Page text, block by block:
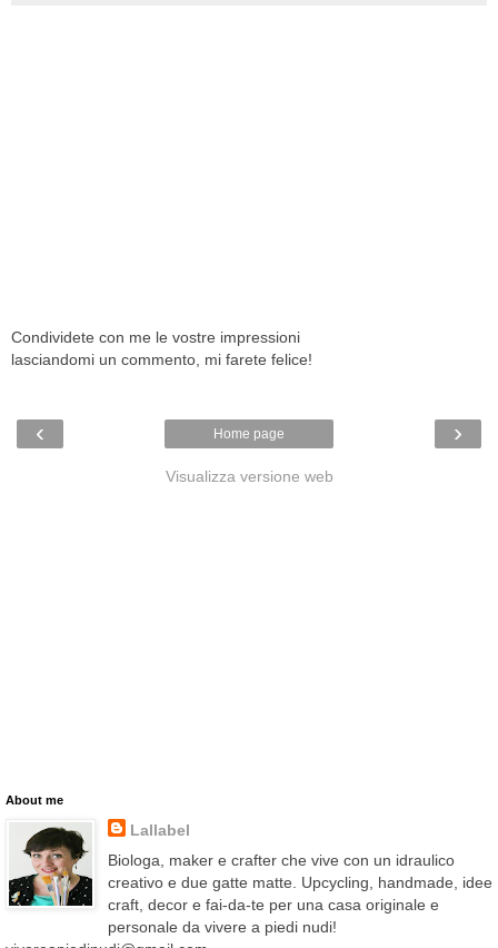
Condividete con me le vostre impressioni
lasciandomi un commento, mi farete felice!
‹ ›
Home page
Visualizza versione web
About me
Lallabel
Biologa, maker e crafter che vive con un idraulico
creativo e due gatte matte. Upcycling, handmade, idee
craft, decor e fai-da-te per una casa originale e
personale da vivere a piedi nudi!